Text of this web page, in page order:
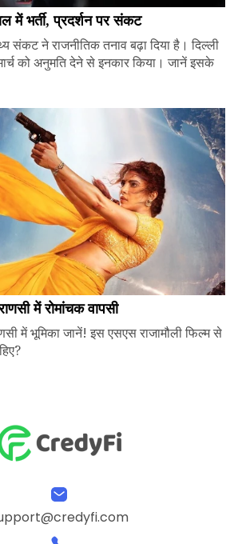
में भर्ती, प्रदर्शन पर संकट
संकट ने राजनीतिक तनाव बढ़ा दिया है। दिल्ली
को अनुमति देने से इनकार किया। जानें इसके
में रोमांचक वापसी
में भूमिका जानें! इस एसएस राजामौली फिल्म से